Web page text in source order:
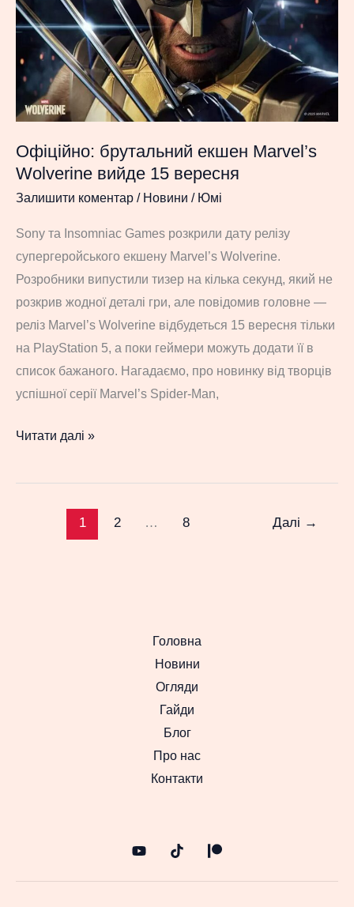
Офіційно: брутальний екшен Marvel’s
Wolverine вийде 15 вересня
Залишити коментар / Новини / Юмі
Sony та Insomniac Games розкрили дату релізу
супергеройського екшену Marvel’s Wolverine.
Розробники випустили тизер на кілька секунд, який не
розкрив жодної деталі гри, але повідомив головне —
реліз Marvel’s Wolverine відбудеться 15 вересня тільки
на PlayStation 5, а поки геймери можуть додати її в
список бажаного. Нагадаємо, про новинку від творців
успішної серії Marvel’s Spider-Man,
Офіційно:
екшен
Читати далі »
1 2 … 8 Далі →
Головна
Новини
Огляди
Гайди
Блог
Про нас
Контакти